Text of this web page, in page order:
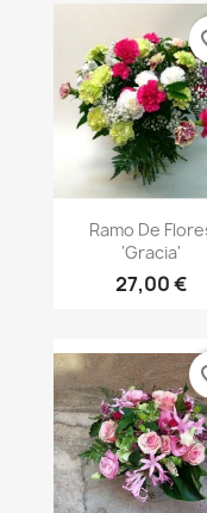
Vista
Ramo De
'Gracia'
27,00 €